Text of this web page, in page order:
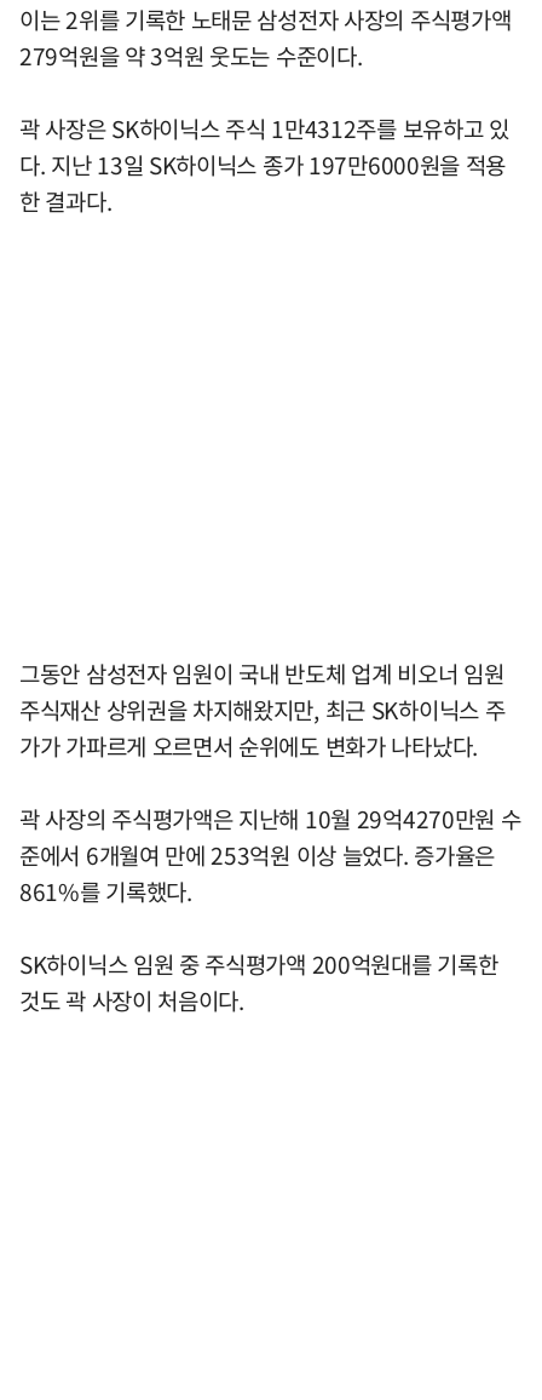
이는 2위를 기록한 노태문 삼성전자 사장의 주식평가액
279억원을 약 3억원 웃도는 수준이다.
곽 사장은 SK하이닉스 주식 1만4312주를 보유하고 있
다. 지난 13일 SK하이닉스 종가 197만6000원을 적용
한 결과다.
그동안 삼성전자 임원이 국내 반도체 업계 비오너 임원
주식재산 상위권을 차지해왔지만, 최근 SK하이닉스 주
가가 가파르게 오르면서 순위에도 변화가 나타났다.
곽 사장의 주식평가액은 지난해 10월 29억4270만원 수
준에서 6개월여 만에 253억원 이상 늘었다. 증가율은
861%를 기록했다.
SK하이닉스 임원 중 주식평가액 200억원대를 기록한
것도 곽 사장이 처음이다.